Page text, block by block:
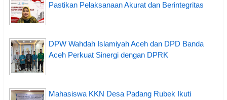
Pastikan Pelaksanaan Akurat dan Berintegritas
DPW Wahdah Islamiyah Aceh dan DPD Banda
Aceh Perkuat Sinergi dengan DPRK
Mahasiswa KKN Desa Padang Rubek Ikuti